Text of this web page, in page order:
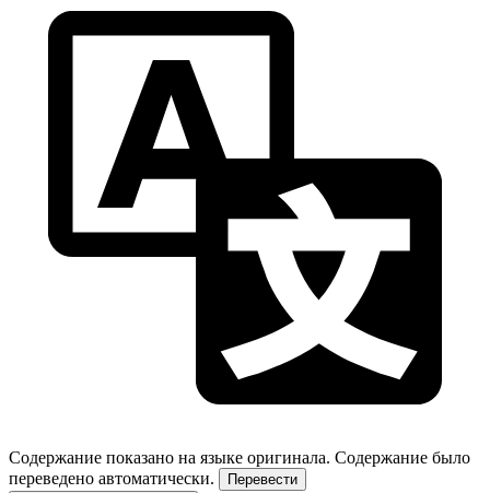
Содержание показано на языке оригинала. Содержание было
переведено автоматически.
Перевести